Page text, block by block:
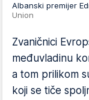
Albanski premijer
Union
Zvaničnici
međuvladinu
a tom prilikom
koji se tiče